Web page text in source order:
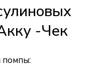
-Чек
помпы: